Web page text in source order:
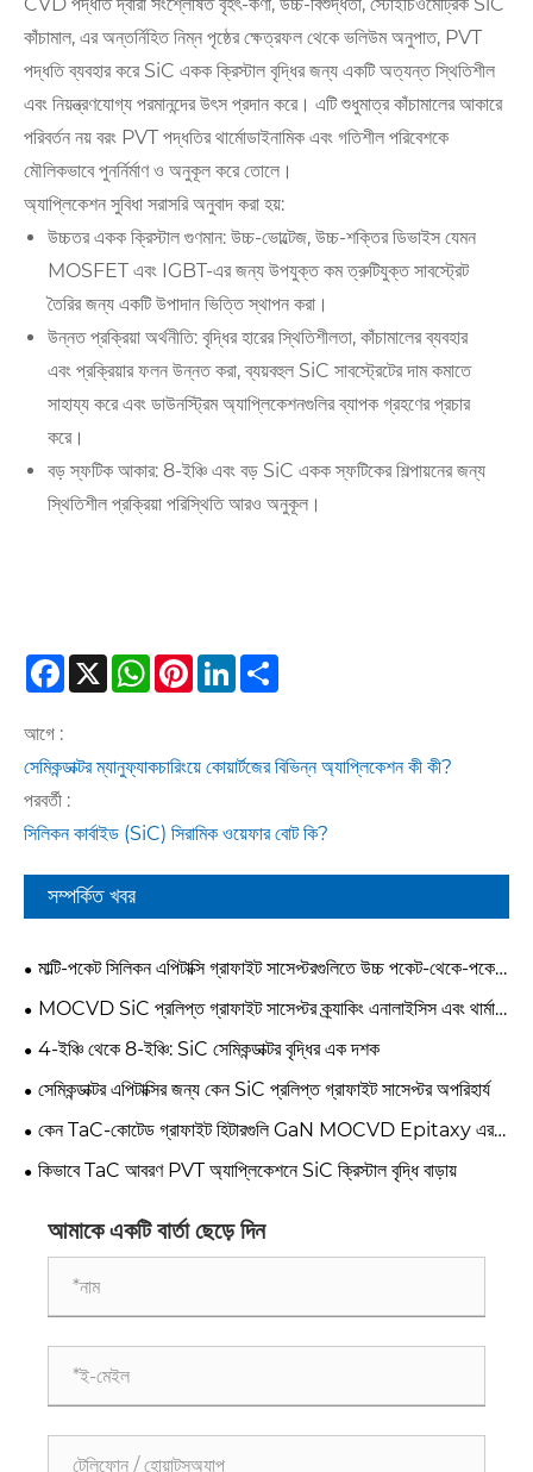
CVD পদ্ধতি দ্বারা সংশ্লেষিত বৃহৎ-কণা, উচ্চ-বিশুদ্ধতা, স্টোইচিওমেট্রিক SiC
কাঁচামাল, এর অন্তর্নিহিত নিম্ন পৃষ্ঠের ক্ষেত্রফল থেকে ভলিউম অনুপাত, PVT
পদ্ধতি ব্যবহার করে SiC একক ক্রিস্টাল বৃদ্ধির জন্য একটি অত্যন্ত স্থিতিশীল
এবং নিয়ন্ত্রণযোগ্য পরমানন্দের উৎস প্রদান করে। এটি শুধুমাত্র কাঁচামালের আকারে
পরিবর্তন নয় বরং PVT পদ্ধতির থার্মোডাইনামিক এবং গতিশীল পরিবেশকে
মৌলিকভাবে পুনর্নির্মাণ ও অনুকূল করে তোলে।
অ্যাপ্লিকেশন সুবিধা সরাসরি অনুবাদ করা হয়:
উচ্চতর একক ক্রিস্টাল গুণমান: উচ্চ-ভোল্টেজ, উচ্চ-শক্তির ডিভাইস যেমন
MOSFET এবং IGBT-এর জন্য উপযুক্ত কম ত্রুটিযুক্ত সাবস্ট্রেট
তৈরির জন্য একটি উপাদান ভিত্তি স্থাপন করা।
উন্নত প্রক্রিয়া অর্থনীতি: বৃদ্ধির হারের স্থিতিশীলতা, কাঁচামালের ব্যবহার
এবং প্রক্রিয়ার ফলন উন্নত করা, ব্যয়বহুল SiC সাবস্ট্রেটের দাম কমাতে
সাহায্য করে এবং ডাউনস্ট্রিম অ্যাপ্লিকেশনগুলির ব্যাপক গ্রহণের প্রচার
করে।
বড় স্ফটিক আকার: 8-ইঞ্চি এবং বড় SiC একক স্ফটিকের শিল্পায়নের জন্য
স্থিতিশীল প্রক্রিয়া পরিস্থিতি আরও অনুকূল।
Facebook
X WhatsApp
PinterestLinkedIn
আগে :
সেমিকন্ডাক্টর ম্যানুফ্যাকচারিংয়ে কোয়ার্টজের বিভিন্ন অ্যাপ্লিকেশন কী কী?
পরবর্তী :
সিলিকন কার্বাইড (SiC) সিরামিক ওয়েফার বোট কি?
সম্পর্কিত খবর
মাল্টি-পকেট সিলিকন এপিটাক্সি গ্রাফাইট সাসেপ্টরগুলিতে উচ্চ পকেট-থেকে-পকেট
বৈচিত্র্য কীভাবে সমাধান করবেন?
MOCVD SiC প্রলিপ্ত গ্রাফাইট সাসেপ্টর ক্র্যাকিং এনালাইসিস এবং থার্মাল
স্ট্রেস অপ্টিমাইজেশান কেস স্টাডি
4-ইঞ্চি থেকে 8-ইঞ্চি: SiC সেমিকন্ডাক্টর বৃদ্ধির এক দশক
সেমিকন্ডাক্টর এপিটাক্সির জন্য কেন SiC প্রলিপ্ত গ্রাফাইট সাসেপ্টর অপরিহার্য
কেন TaC-কোটেড গ্রাফাইট হিটারগুলি GaN MOCVD Epitaxy এর
ভবিষ্যত হিসাবে উঠছে
কিভাবে TaC আবরণ PVT অ্যাপ্লিকেশনে SiC ক্রিস্টাল বৃদ্ধি বাড়ায়
আমাকে একটি বার্তা ছেড়ে দিন